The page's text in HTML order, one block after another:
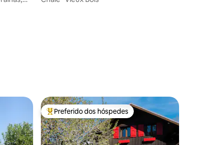
hóspedes Entre os melhores preferidos dos hóspedes
Preferido dos hóspedes